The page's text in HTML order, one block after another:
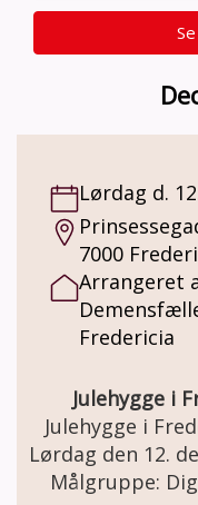
Lørdag d.
7000
Arrangeret
Fredericia
Julehygge i
Julehygge i
Lørdag den 12.
Sted:
Målgruppe: